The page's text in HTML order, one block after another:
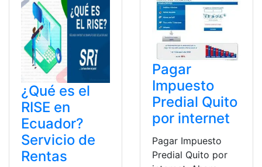
¿Qué es el
RISE en
Ecuador?
Servicio de
Rentas
Pagar
Impuesto
Predial Quito
por internet
Pagar Impuesto
Predial Quito por